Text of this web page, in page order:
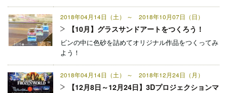
2018年04月14日（土） ～ 2018年10月07日（日）
【10月】グラスサンドアートをつくろう！
ビンの中に色砂を詰めてオリジナル作品をつくってみ
よう！
2018年04月14日（土） ～ 2018年12月24日（月）
【12月8日～12月24日】3Dプロジェクションマ